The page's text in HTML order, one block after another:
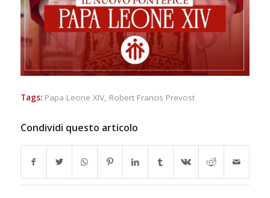
Tags: Papa Leone XIV, Robert Francis Prevost
Condividi questo articolo